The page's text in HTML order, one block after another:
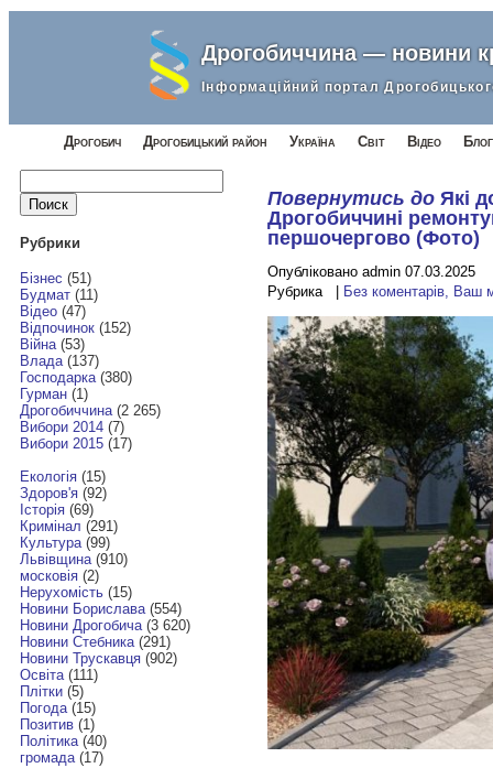
Дрогобиччина — новини
Інформаційний портал
Дрогобич Дрогобицький район Україна Світ Відео
Найти:
Рубрики
Бізнес (51)
Будмат(11)
Відео(47)
Відпочинок(152)
Війна(53)
Влада(137)
Господарка(380)
Гурман(1)
Дрогобиччина(2 265)
Вибори 2014(7)
Вибори 2015(17)
Екологія(15)
Здоров'я(92)
Історія(69)
Кримінал (291)
Культура(99)
Львівщина(910)
московія(2)
Нерухомість(15)
Новини Борислава(554)
Новини Дрогобича(3 620)
Новини Стебника(291)
Новини Трускавця(902)
Освіта(111)
Плітки(5)
Погода(15)
Позитив(1)
Політика(40)
громада(17)
Повернутись до Які
Дрогобиччині
першочергово (Фото)
Опубліковано admin 07.03.2025
Рубрика | Без коментарів, Ваш